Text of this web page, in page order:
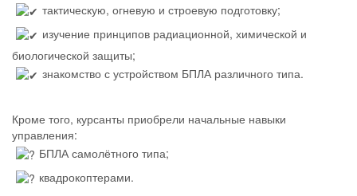
тактическую, огневую и строевую подготовку;
изучение принципов радиационной, химической и
биологической защиты;
знакомство с устройством БПЛА различного типа.
Кроме того, курсанты приобрели начальные навыки
управления:
БПЛА самолётного типа;
квадрокоптерами.